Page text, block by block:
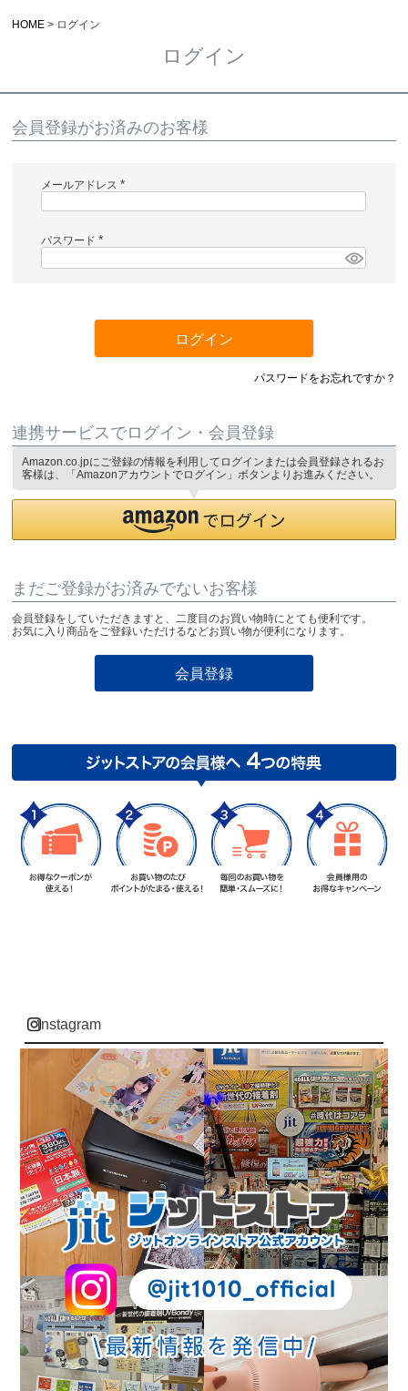
HOME ログイン
ログイン
会員登録がお済みのお客様
メールアドレス
必
パスワード
必
ログイン
パスワードをお忘れですか？
連携サービスでログイン・会員登録
Amazon.co.jpにご登録の情報を利用してログインまたは会員登録されるお
客様は、「Amazonアカウントでログイン」ボタンよりお進みください。
まだご登録がお済みでないお客様
会員登録をしていただきますと、二度目のお買い物時にとても便利です。
お気に入り商品をご登録いただけるなどお買い物が便利になります。
会員登録
instagram